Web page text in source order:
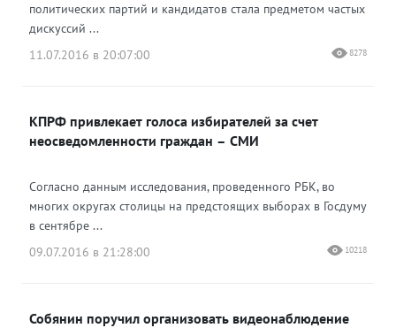
политических партий и кандидатов стала предметом частых
дискуссий ...
11.07.2016 в 20:07:00
8278
КПРФ привлекает голоса избирателей за счет
неосведомленности граждан – СМИ
Согласно данным исследования, проведенного РБК, во
многих округах столицы на предстоящих выборах в Госдуму
в сентябре ...
09.07.2016 в 21:28:00
10218
Собянин поручил организовать видеонаблюдение